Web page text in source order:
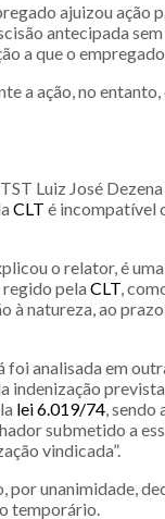
ajuizou ação
antecipada
a que o
a ação, no
Luiz José
CLT é incompatível
o relator, é
regido pela CLT,
natureza, ao
analisada em
indenização
lei 6.019/74, sendo
submetido a
vindicada”.
por unanimidade,
temporário.